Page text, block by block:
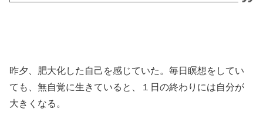
昨夕、肥大化した自己を感じていた。毎日瞑想をしてい
ても、無自覚に生きていると、１日の終わりには自分が
大きくなる。